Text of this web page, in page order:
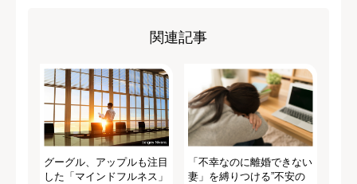
関連記事
グーグル、アップルも注目
した「マインドフルネス」
「不幸なのに離婚できない
妻」を縛りつける”不安の